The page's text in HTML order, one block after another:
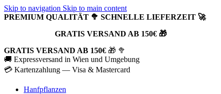
Skip to navigation Skip to main content
PREMIUM QUALITÄT 🥦 SCHNELLE LIEFERZEIT 🚀
GRATIS VERSAND AB 150€ 🎁
GRATIS VERSAND AB 150€ 🎁 🥦
🚚 Expressversand in Wien und Umgebung
💳 Kartenzahlung — Visa & Mastercard
Hanfpflanzen